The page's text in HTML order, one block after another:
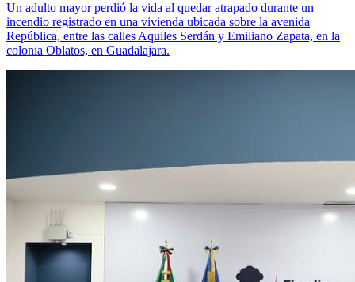
Un adulto mayor perdió la vida al quedar atrapado durante un
incendio registrado en una vivienda ubicada sobre la avenida
República, entre las calles Aquiles Serdán y Emiliano Zapata, en la
colonia Oblatos, en Guadalajara.